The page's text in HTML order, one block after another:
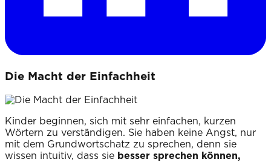
Die Macht der Einfachheit
Kinder beginnen, sich mit sehr einfachen, kurzen
Wörtern zu verständigen. Sie haben keine Angst, nur
mit dem Grundwortschatz zu sprechen, denn sie
wissen intuitiv, dass sie besser sprechen können,